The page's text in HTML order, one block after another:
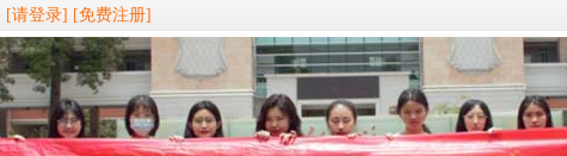
[请登录] [免费注册]